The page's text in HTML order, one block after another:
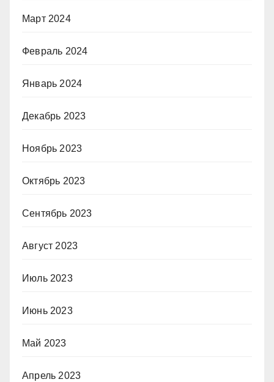
Март 2024
Февраль 2024
Январь 2024
Декабрь 2023
Ноябрь 2023
Октябрь 2023
Сентябрь 2023
Август 2023
Июль 2023
Июнь 2023
Май 2023
Апрель 2023